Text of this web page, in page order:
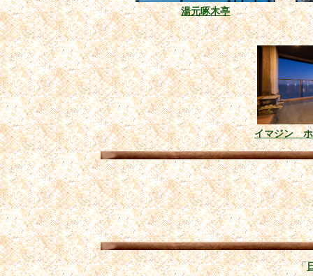
湯元啄木亭
イマジン ホ
「